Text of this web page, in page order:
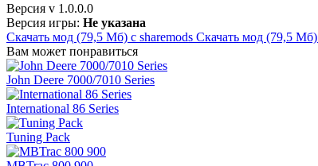
Версия v 1.0.0.0
Версия игры: Не указана
Скачать мод (79,5 Мб) с sharemods Скачать мод (79,5 Мб)
Вам может понравиться
John Deere 7000/7010 Series
International 86 Series
Tuning Pack